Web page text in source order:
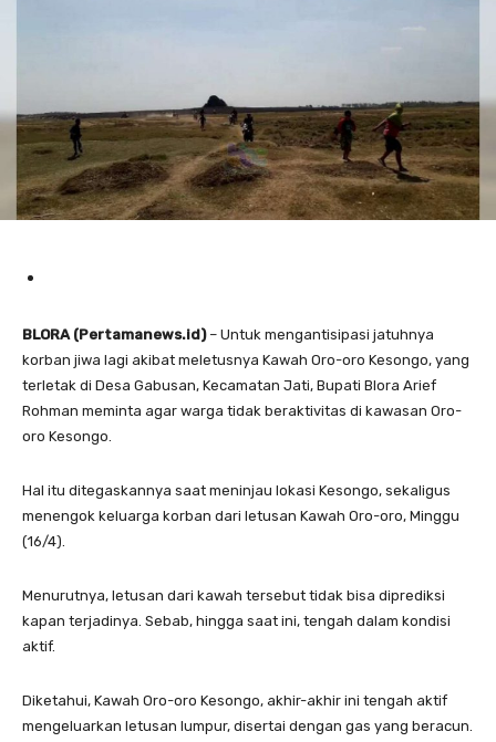
BLORA (Pertamanews.id) – Untuk mengantisipasi jatuhnya
korban jiwa lagi akibat meletusnya Kawah Oro-oro Kesongo, yang
terletak di Desa Gabusan, Kecamatan Jati, Bupati Blora Arief
Rohman meminta agar warga tidak beraktivitas di kawasan Oro-
oro Kesongo.
Hal itu ditegaskannya saat meninjau lokasi Kesongo, sekaligus
menengok keluarga korban dari letusan Kawah Oro-oro, Minggu
(16/4).
Menurutnya, letusan dari kawah tersebut tidak bisa diprediksi
kapan terjadinya. Sebab, hingga saat ini, tengah dalam kondisi
aktif.
Diketahui, Kawah Oro-oro Kesongo, akhir-akhir ini tengah aktif
mengeluarkan letusan lumpur, disertai dengan gas yang beracun.